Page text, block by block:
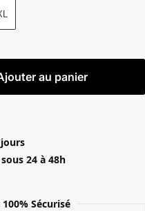
au panier
sous 24 à 48h
Sécurisé